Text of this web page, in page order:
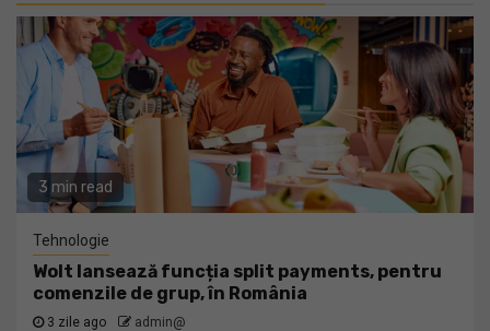
3 min read
Tehnologie
Wolt lansează funcția split payments, pentru
comenzile de grup, în România
3 zile ago admin@